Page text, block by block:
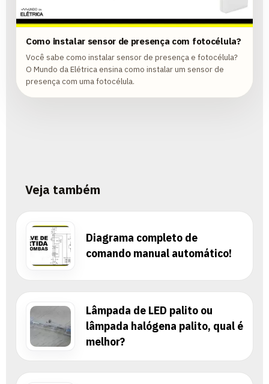
Como instalar sensor de presença com fotocélula?
Você sabe como instalar sensor de presença e fotocélula?
O Mundo da Elétrica ensina como instalar um sensor de
presença com uma fotocélula.
Veja também
Diagrama completo de
comando manual automático!
Lâmpada de LED palito ou
lâmpada halógena palito, qual é
melhor?